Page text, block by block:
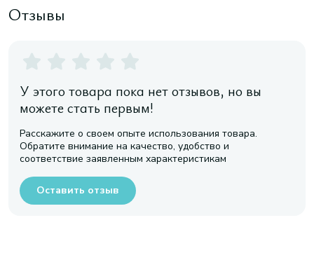
Отзывы
У этого товара пока нет отзывов, но вы
можете стать первым!
Расскажите о своем опыте использования товара.
Обратите внимание на качество, удобство и
соответствие заявленным характеристикам
Оставить отзыв